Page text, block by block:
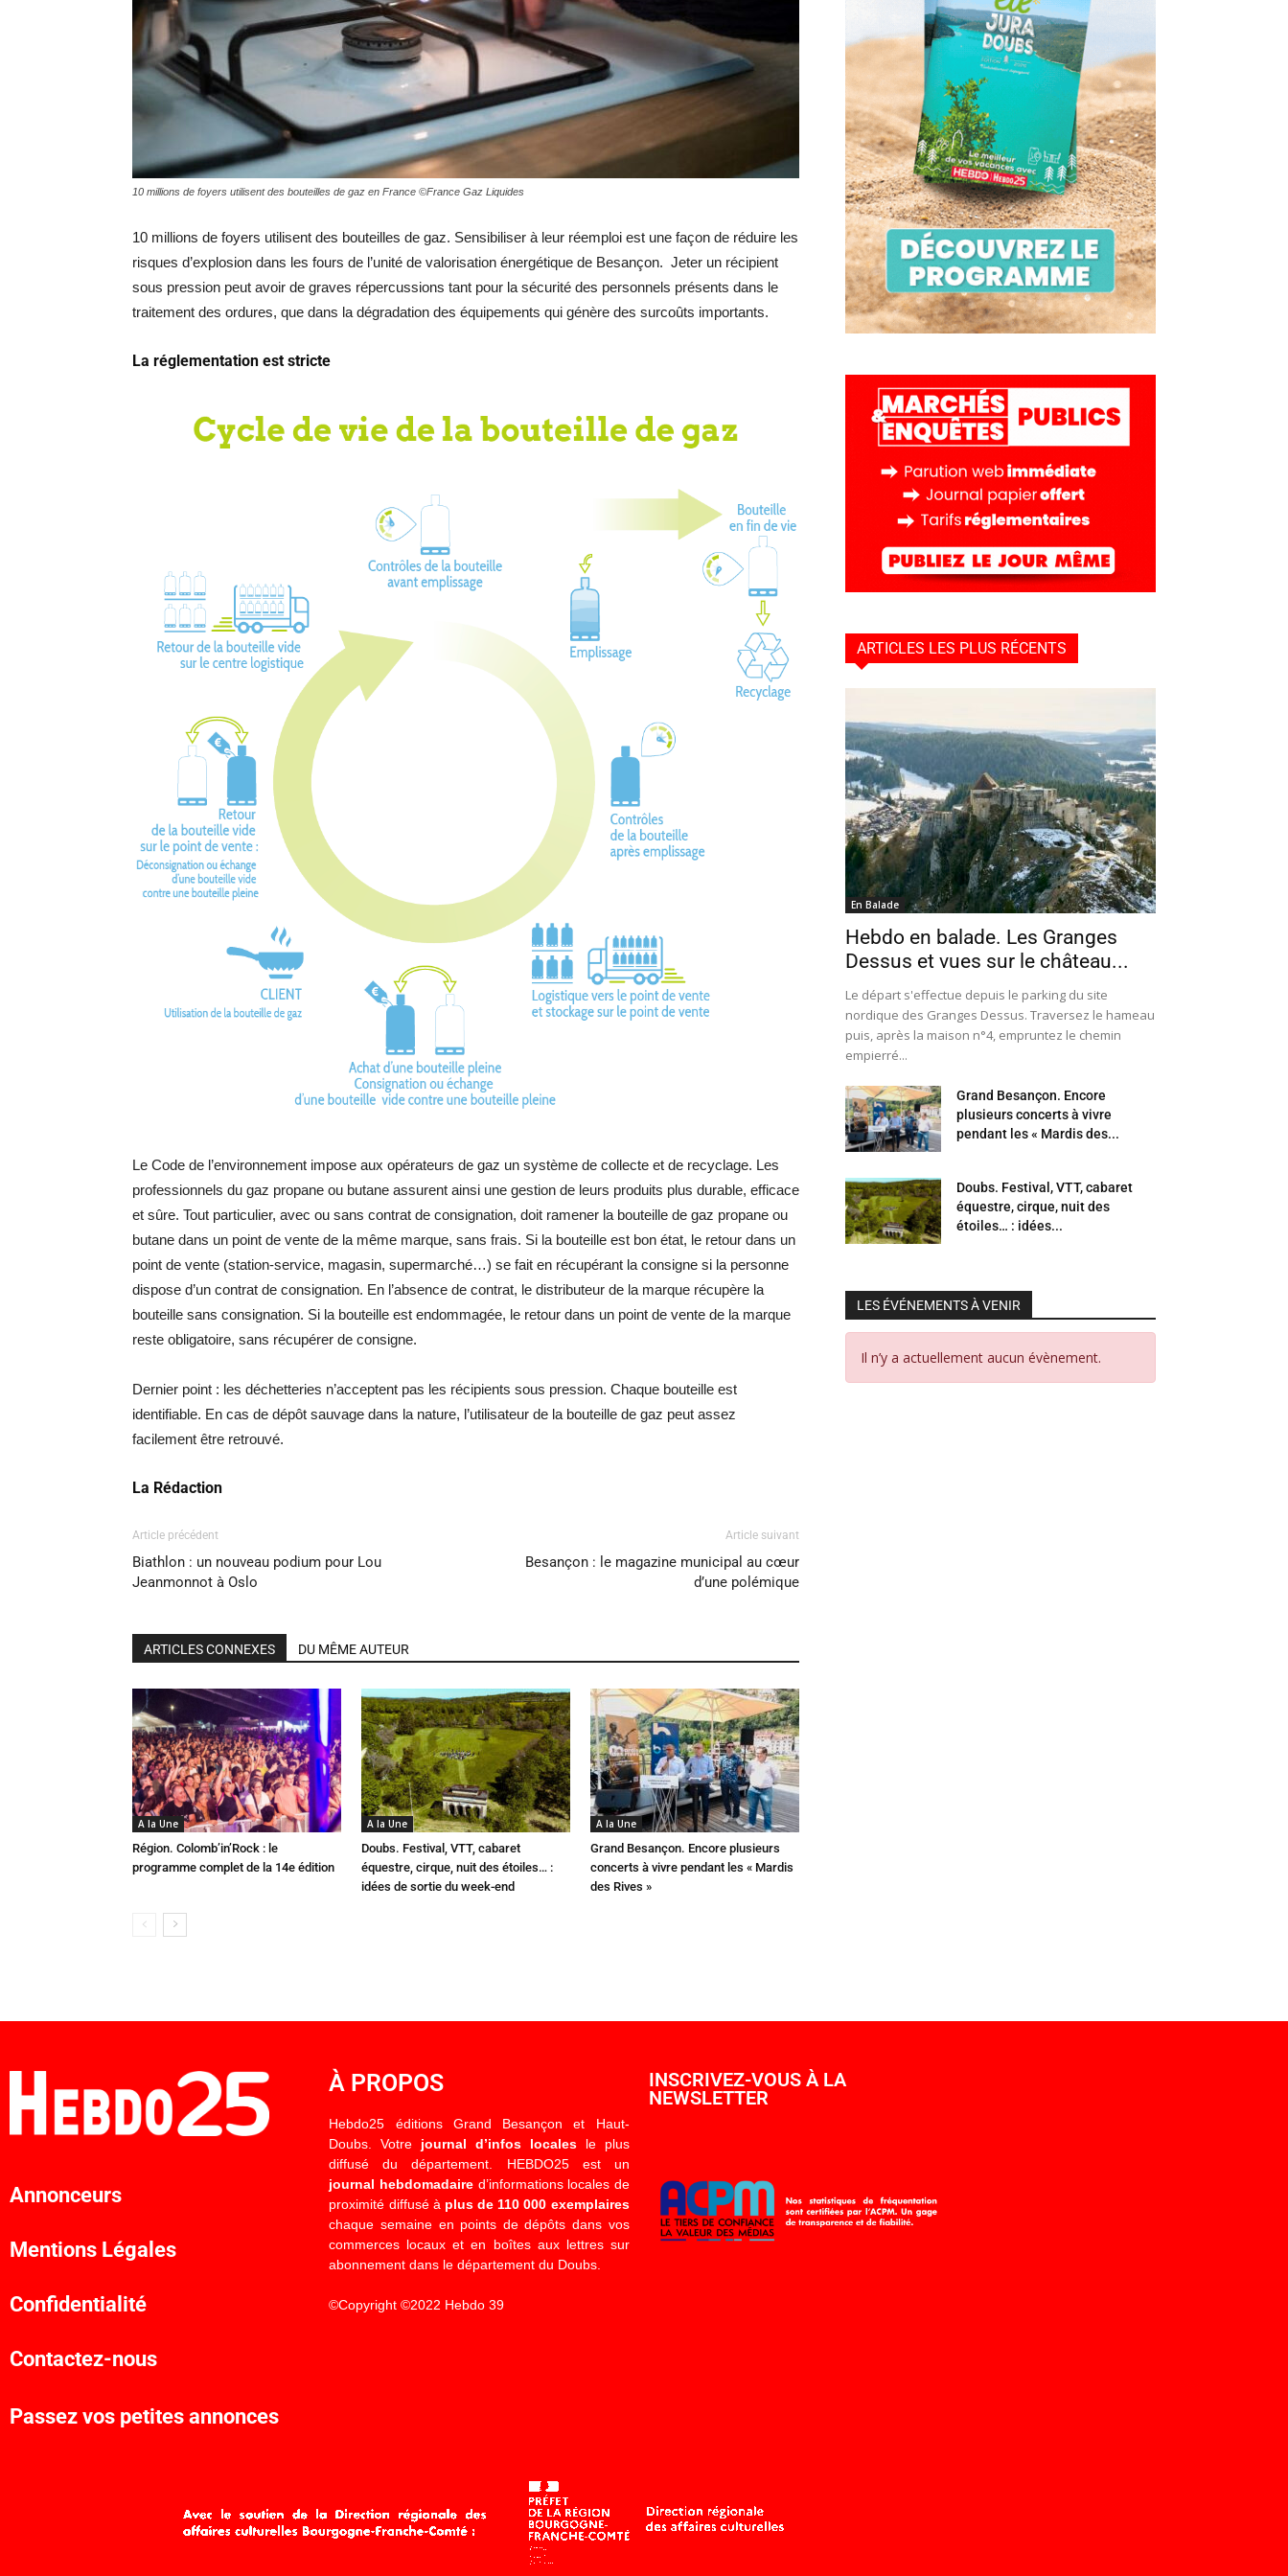
Hebdo25
10 millions de foyers utilisent des bouteilles de gaz en France ©France Gaz Liquides
10 millions de foyers utilisent des bouteilles de gaz. Sensibiliser à leur réemploi est une façon de réduire les
risques d’explosion dans les fours de l’unité de valorisation énergétique de Besançon. Jeter un récipient
sous pression peut avoir de graves répercussions tant pour la sécurité des personnels présents dans le
traitement des ordures, que dans la dégradation des équipements qui génère des surcoûts importants.
La réglementation est stricte
Le Code de l’environnement impose aux opérateurs de gaz un système de collecte et de recyclage. Les
professionnels du gaz propane ou butane assurent ainsi une gestion de leurs produits plus durable, efficace
et sûre. Tout particulier, avec ou sans contrat de consignation, doit ramener la bouteille de gaz propane ou
butane dans un point de vente de la même marque, sans frais. Si la bouteille est bon état, le retour dans un
point de vente (station-service, magasin, supermarché…) se fait en récupérant la consigne si la personne
dispose d’un contrat de consignation. En l’absence de contrat, le distributeur de la marque récupère la
bouteille sans consignation. Si la bouteille est endommagée, le retour dans un point de vente de la marque
reste obligatoire, sans récupérer de consigne.
Dernier point : les déchetteries n’acceptent pas les récipients sous pression. Chaque bouteille est
identifiable. En cas de dépôt sauvage dans la nature, l’utilisateur de la bouteille de gaz peut assez
facilement être retrouvé.
La Rédaction
Article précédent
Biathlon : un nouveau podium pour Lou
Jeanmonnot à Oslo
Article suivant
Besançon : le magazine municipal au cœur
d’une polémique
ARTICLES CONNEXES DU MÊME AUTEUR
A la Une
Région. Colomb’in’Rock : le
programme complet de la 14e édition
A la Une
Doubs. Festival, VTT, cabaret
équestre, cirque, nuit des étoiles… :
idées de sortie du week-end
A la Une
Grand Besançon. Encore plusieurs
concerts à vivre pendant les « Mardis
des Rives »
ARTICLES LES PLUS RÉCENTS
En Balade
Hebdo en balade. Les Granges
Dessus et vues sur le château...
Le départ s'effectue depuis le parking du site
nordique des Granges Dessus. Traversez le hameau
puis, après la maison n°4, empruntez le chemin
empierré...
Grand Besançon. Encore
plusieurs concerts à vivre
pendant les « Mardis des...
Doubs. Festival, VTT, cabaret
équestre, cirque, nuit des
étoiles… : idées...
LES ÉVÉNEMENTS À VENIR
Il n’y a actuellement aucun évènement.
Annonceurs
Mentions Légales
Confidentialité
Contactez-nous
Passez vos petites annonces
À PROPOS
Hebdo25 éditions Grand Besançon et Haut-
Doubs. Votre journal d’infos localesle plus
diffusé du département. HEBDO25 est un
journal hebdomadaired’informations locales de
proximité diffusé à plus de 110 000 exemplaires
chaque semaine en points de dépôts dans vos
commerces locaux et en boîtes aux lettres sur
abonnement dans le département du Doubs.
©Copyright ©2022 Hebdo 39
INSCRIVEZ-VOUS À LA
NEWSLETTER